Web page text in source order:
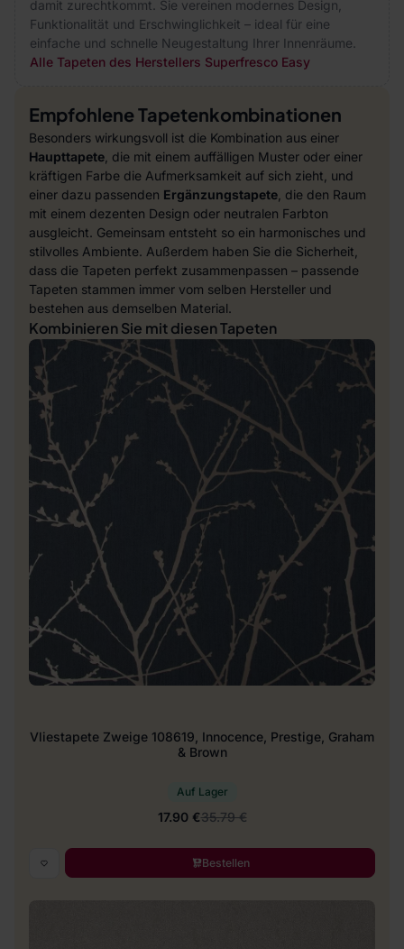
damit zurechtkommt. Sie vereinen modernes Design,
Funktionalität und Erschwinglichkeit – ideal für eine
einfache und schnelle Neugestaltung Ihrer Innenräume.
Alle Tapeten des Herstellers Superfresco Easy
Empfohlene Tapetenkombinationen
Besonders wirkungsvoll ist die Kombination aus einer
Haupttapete , die mit einem auffälligen Muster oder einer
kräftigen Farbe die Aufmerksamkeit auf sich zieht, und
einer dazu passenden Ergänzungstapete , die den Raum
mit einem dezenten Design oder neutralen Farbton
ausgleicht. Gemeinsam entsteht so ein harmonisches und
stilvolles Ambiente. Außerdem haben Sie die Sicherheit,
dass die Tapeten perfekt zusammenpassen – passende
Tapeten stammen immer vom selben Hersteller und
bestehen aus demselben Material.
Kombinieren Sie mit diesen Tapeten
Vliestapete Zweige 108619, Innocence, Prestige, Graham
& Brown
Auf Lager
17.90 €35.79 €
Bestellen